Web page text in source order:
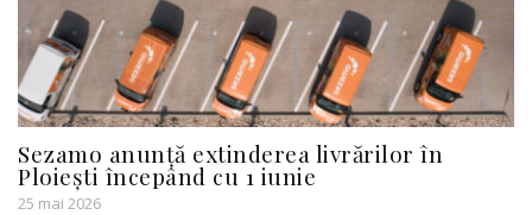
Sezamo anunță extinderea livrărilor în
Ploiești începând cu 1 iunie
25 mai 2026